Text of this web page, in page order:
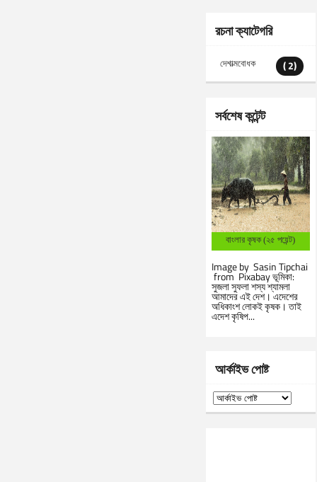
রচনা ক্যাটেগরি
দেশাত্মবোধক ( 2)
সর্বশেষ কন্টেন্ট
বাংলার কৃষক (২৫ পয়েন্ট)
Image by Sasin Tipchai
from Pixabay ভূমিকা:
সুজলা সুফলা শস্য শ্যামলা
আমাদের এই দেশ। এদেশের
অধিকাংশ লোকই কৃষক। তাই
এদেশ কৃষিপ...
আর্কাইভ পোষ্ট